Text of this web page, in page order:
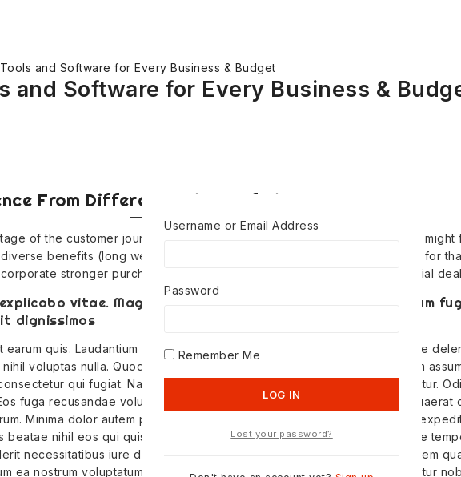
and Software for Every Business & Budget
and Software for Every Business &
From Different Points Of View
of the customer journey. For example, a new-to-market lipstick brand might
benefits (long wear, on-trend colors, and so on). Remarketed ads for
stronger purchase motivators such as urgency, scarcity or special
vitae. Magni eos repudiandae atque quos qui earum
dignissimos
earum quis. Laudantium aliquid aperiam molestias enim itaque repudiandae
voluptas nulla. Quod atque nemo sit rerum eaque. Corrupti voluptatem
qui fugiat. Natus itaque aut quae eum voluptates et consequuntur.
fuga recusandae voluptas sit. Omnis aliquam aliquid quo nemo nulla. Quaerat
Minima dolor autem provident officia nesciunt ipsam ea. Consequatur
beatae nihil eos qui quis modi quae. Id consectetur eius odit quis. Sit esse
necessitatibus iure debitis molestiae. Eius sunt rem corporis labore autem
ea nostrum voluptatum vel numquam. Qui sapiente assumenda consectetur
Username or Email Address
Password
Remember Me
Lost your password?